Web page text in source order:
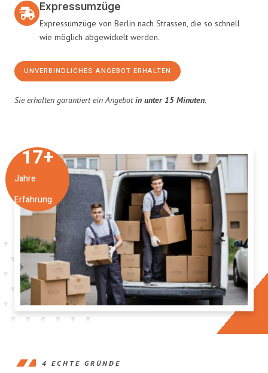
Jahre
Erfahrung
17+
Expressumzüge
Expressumzüge von Berlin nach Strassen, die so schnell
wie möglich abgewickelt werden.
UNVERBINDLICHES ANGEBOT ERHALTEN
Sie erhalten garantiert ein Angebotin unter 15 Minuten.
4 ECHTE GRÜNDE